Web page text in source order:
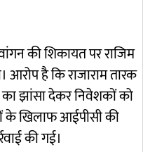
की शिकायत पर राजिम
आरोप है कि राजाराम तारक
झांसा देकर निवेशकों को
के खिलाफ आईपीसी की
की गई।